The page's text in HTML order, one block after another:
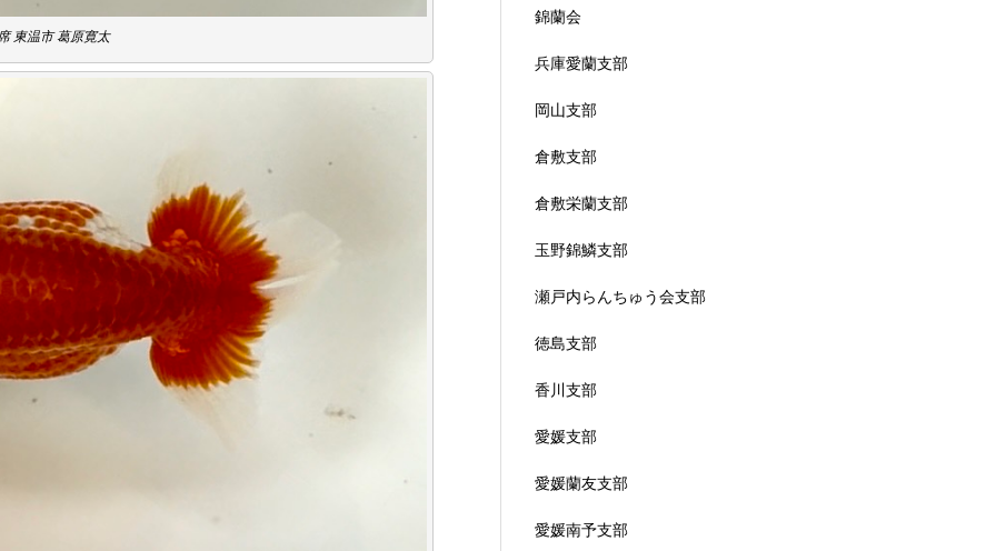
東温市 葛原寛太
錦蘭会
兵庫愛蘭支部
岡山支部
倉敷支部
倉敷栄蘭支部
玉野錦鱗支部
瀬戸内らんちゅう会支部
徳島支部
香川支部
愛媛支部
愛媛蘭友支部
愛媛南予支部